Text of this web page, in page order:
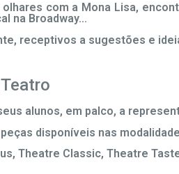
com a Mona Lisa,
na Broadway...
receptivos a sugestões e
alunos, em palco, a
disponíveis nas
Theatre Classic, Theatre